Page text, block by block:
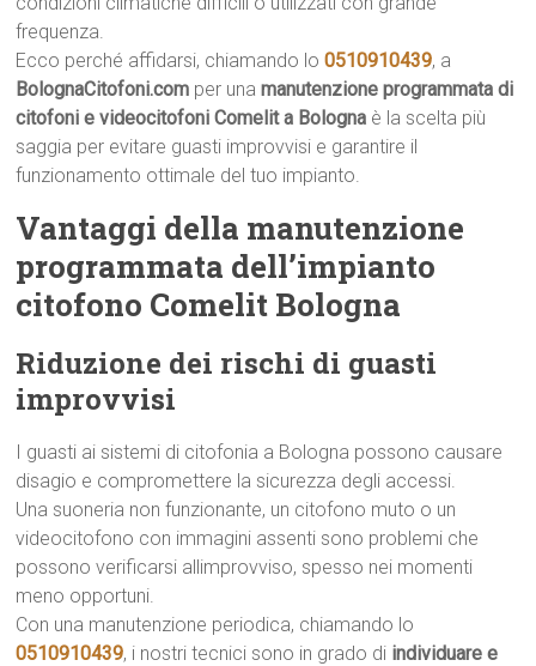
frequenza.
Ecco perché affidarsi, chiamando lo0510910439, a
BolognaCitofoni.com per unamanutenzione programmata di
citofoni e videocitofoni Comelit a Bologna è la scelta più
saggia per evitare guasti improvvisi e garantire il
funzionamento ottimale del tuo impianto.
Vantaggi della manutenzione
programmata dell’impianto
citofono Comelit Bologna
Riduzione dei rischi di guasti
improvvisi
I guasti ai sistemi di citofonia a Bologna possono causare
disagio e compromettere la sicurezza degli accessi.
Una suoneria non funzionante, un citofono muto o un
videocitofono con immagini assenti sono problemi che
possono verificarsi allimprovviso, spesso nei momenti
meno opportuni.
Con una manutenzione periodica, chiamando lo
0510910439, i nostri tecnici sono in grado di individuare e